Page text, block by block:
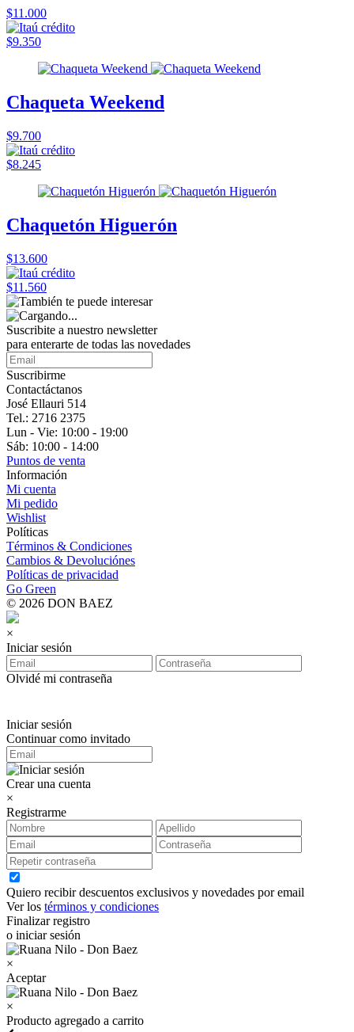
$11.000
$9.350
Chaqueta Weekend
$9.700
$8.245
Chaquetón Higuerón
$13.600
$11.560
Suscribite a nuestro newsletter
para enterarte de todas las novedades
Suscribirme
Contactáctanos
José Ellauri 514
Tel.: 2716 2375
Lun - Vie: 10:00 - 19:00
Sáb: 10:00 - 14:00
Puntos de venta
Información
Mi cuenta
Mi pedido
Wishlist
Políticas
Términos & Condiciones
Cambios & Devoluciónes
Políticas de privacidad
Go Green
© 2026 DON BAEZ
×
Iniciar sesión
Olvidé mi contraseña
Iniciar sesión
Continuar como invitado
Crear una cuenta
×
Registrarme
Quiero recibir descuentos exclusivos y novedades por email
Ver los términos y condiciones
Finalizar registro
o iniciar sesión
×
Aceptar
×
Producto agregado a carrito